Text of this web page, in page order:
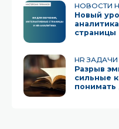
НОВОСТИ
Новый
страницы
HR ЗАДАЧИ
Разрыв
сильные
понимать